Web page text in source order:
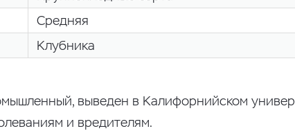
Средняя
Клубника
выведен в Калифорнийском
и вредителям.